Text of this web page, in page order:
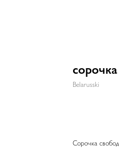
Belarusski
Сорочка